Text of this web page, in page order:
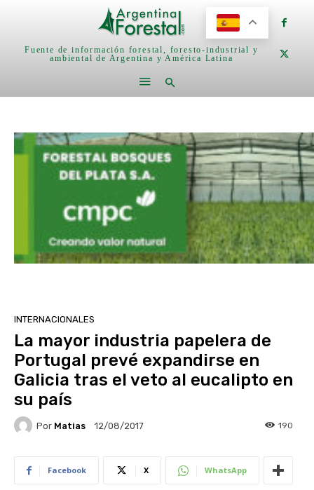
Fuente de información forestal, foresto-industrial y
ambiental de Argentina y América Latina
INTERNACIONALES
La mayor industria papelera de
Portugal prevé expandirse en
Galicia tras el veto al eucalipto en
su país
Por Matias 12/08/2017 190
Facebook X WhatsApp